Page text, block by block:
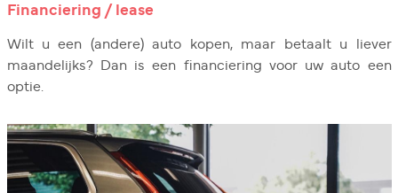
Financiering / lease
Wilt u een (andere) auto kopen, maar betaalt u liever
maandelijks? Dan is een financiering voor uw auto een
optie.